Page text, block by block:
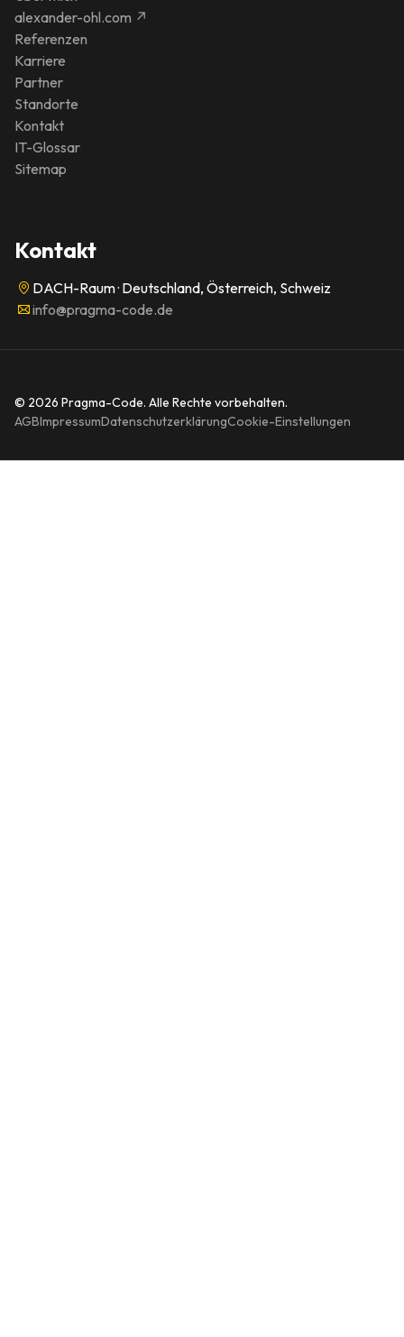
alexander-ohl.com ↗
Referenzen
Karriere
Partner
Standorte
Kontakt
IT-Glossar
Sitemap
Kontakt
DACH-Raum · Deutschland, Österreich, Schweiz
info@pragma-code.de
© 2026 Pragma-Code. Alle Rechte vorbehalten.
AGBImpressumDatenschutzerklärungCookie-Einstellungen